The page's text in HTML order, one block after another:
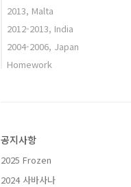
2013, Malta
2012-2013, India
2004-2006, Japan
Homework
공지사항
2025 Frozen
2024 사바사나